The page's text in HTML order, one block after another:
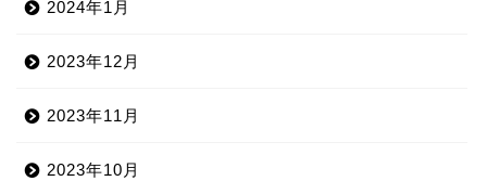
2024年1月
2023年12月
2023年11月
2023年10月